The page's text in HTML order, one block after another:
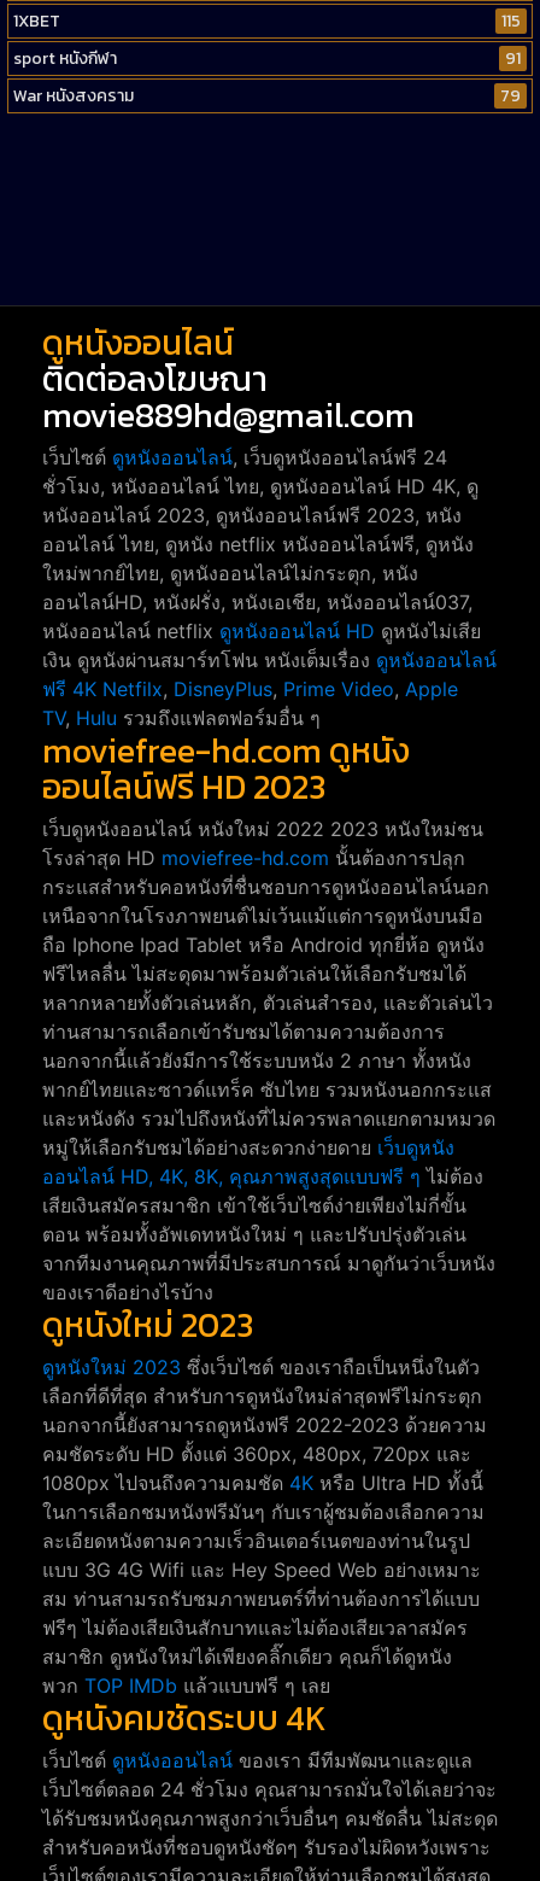
1XBET
115
sport หนังกีฬา
91
War หนังสงคราม
79
ดูหนังออนไลน์
ติดต่อลงโฆษณา
movie889hd@gmail.com
เว็บไซต์ ดูหนังออนไลน์, เว็บดูหนังออนไลน์ฟรี 24
ชั่วโมง, หนังออนไลน์ ไทย, ดูหนังออนไลน์ HD 4K, ดู
หนังออนไลน์ 2023, ดูหนังออนไลน์ฟรี 2023, หนัง
ออนไลน์ ไทย, ดูหนัง netflix หนังออนไลน์ฟรี, ดูหนัง
ใหม่พากย์ไทย, ดูหนังออนไลน์ไม่กระตุก, หนัง
ออนไลน์HD, หนังฝรั่ง, หนังเอเชีย, หนังออนไลน์037,
หนังออนไลน์ netflix ดูหนังออนไลน์ HD ดูหนังไม่เสีย
เงิน ดูหนังผ่านสมาร์ทโฟน หนังเต็มเรื่อง ดูหนังออนไลน์
ฟรี 4K Netfilx, DisneyPlus, Prime Video, Apple
TV, Hulu รวมถึงแฟลตฟอร์มอื่น ๆ
moviefree-hd.com ดูหนัง
ออนไลน์ฟรี HD 2023
เว็บดูหนังออนไลน์ หนังใหม่ 2022 2023 หนังใหม่ชน
โรงล่าสุด HD moviefree-hd.com นั้นต้องการปลุก
กระแสสำหรับคอหนังที่ชื่นชอบการดูหนังออนไลน์นอก
เหนือจากในโรงภาพยนต์ไม่เว้นแม้แต่การดูหนังบนมือ
ถือ Iphone Ipad Tablet หรือ Android ทุกยี่ห้อ ดูหนัง
ฟรีไหลลื่น ไม่สะดุดมาพร้อมตัวเล่นให้เลือกรับชมได้
หลากหลายทั้งตัวเล่นหลัก, ตัวเล่นสำรอง, และตัวเล่นไว
ท่านสามารถเลือกเข้ารับชมได้ตามความต้องการ
นอกจากนี้แล้วยังมีการใช้ระบบหนัง 2 ภาษา ทั้งหนัง
พากย์ไทยและซาวด์แทร็ค ซับไทย รวมหนังนอกกระแส
และหนังดัง รวมไปถึงหนังที่ไม่ควรพลาดแยกตามหมวด
หมู่ให้เลือกรับชมได้อย่างสะดวกง่ายดาย เว็บดูหนัง
ออนไลน์ HD, 4K, 8K, คุณภาพสูงสุดแบบฟรี ๆ ไม่ต้อง
เสียเงินสมัครสมาชิก เข้าใช้เว็บไซต์ง่ายเพียงไม่กี่ขั้น
ตอน พร้อมทั้งอัพเดทหนังใหม่ ๆ และปรับปรุ่งตัวเล่น
จากทีมงานคุณภาพที่มีประสบการณ์ มาดูกันว่าเว็บหนัง
ของเราดีอย่างไรบ้าง
ดูหนังใหม่ 2023
ดูหนังใหม่ 2023 ซึ่งเว็บไซต์ ของเราถือเป็นหนึ่งในตัว
เลือกที่ดีที่สุด สำหรับการดูหนังใหม่ล่าสุดฟรีไม่กระตุก
นอกจากนี้ยังสามารถดูหนังฟรี 2022-2023 ด้วยความ
คมชัดระดับ HD ตั้งแต่ 360px, 480px, 720px และ
1080px ไปจนถึงความคมชัด 4K หรือ Ultra HD ทั้งนี้
ในการเลือกชมหนังฟรีมันๆ กับเราผู้ชมต้องเลือกความ
ละเอียดหนังตามความเร็วอินเตอร์เนตของท่านในรูป
แบบ 3G 4G Wifi และ Hey Speed Web อย่างเหมาะ
สม ท่านสามรถรับชมภาพยนตร์ที่ท่านต้องการได้แบบ
ฟรีๆ ไม่ต้องเสียเงินสักบาทและไม่ต้องเสียเวลาสมัคร
สมาชิก ดูหนังใหม่ได้เพียงคลิ๊กเดียว คุณก็ได้ดูหนัง
พวก TOP IMDb แล้วแบบฟรี ๆ เลย
ดูหนังคมชัดระบบ 4K
เว็บไซต์ ดูหนังออนไลน์ ของเรา มีทีมพัฒนาและดูแล
เว็บไซต์ตลอด 24 ชั่วโมง คุณสามารถมั่นใจได้เลยว่าจะ
ได้รับชมหนังคุณภาพสูงกว่าเว็บอื่นๆ คมชัดลื่น ไม่สะดุด
สำหรับคอหนังที่ชอบดูหนังชัดๆ รับรองไม่ผิดหวังเพราะ